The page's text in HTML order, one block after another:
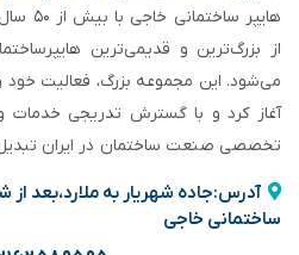
هایپر
از بزرگ‌ترین و قدیمی‌ترین
می‌شود. این مجموعه بزرگ، فعالیت خود
آغاز کرد و با گسترش تدریجی خدمات و
تخصصی صنعت ساختمان در ایران
آدرس:جاده شهریار به ملارد،بعد
ساختمانی خاجی